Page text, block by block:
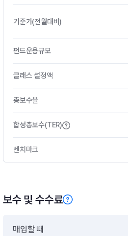
기준가(전월대비)
펀드운용규모
클래스 설정액
총보수율
합성총보수(TER)
벤치마크
보수 및 수수료
매입할 때